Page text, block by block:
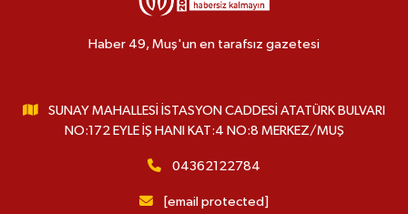
Haber 49, Muş'un en tarafsız gazetesi
SUNAY MAHALLESİ İSTASYON CADDESİ ATATÜRK BULVARI
NO:172 EYLE İŞ HANI KAT:4 NO:8 MERKEZ/MUŞ
04362122784
[email protected]